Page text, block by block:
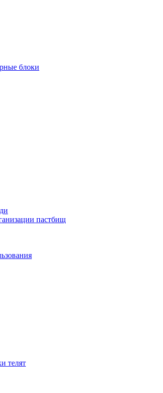
блоки
пастбищ
телят